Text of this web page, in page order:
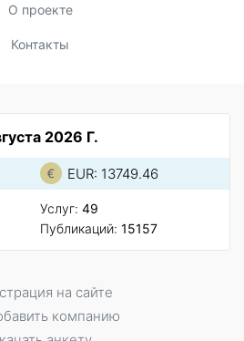
О проекте
Контакты
2026 Г.
EUR: 13749.46
Услуг: 49
Публикаций: 15157
на сайте
компанию